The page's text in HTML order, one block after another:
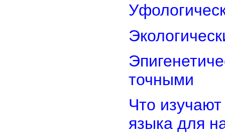
точными
Что
языка для